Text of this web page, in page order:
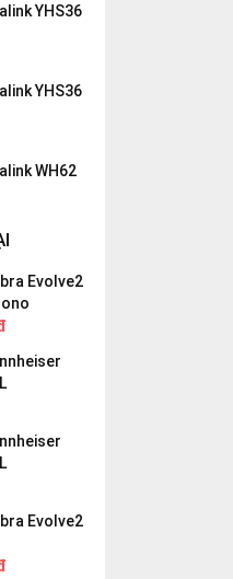
YHS36
YHS36
WH62
Evolve2
Evolve2